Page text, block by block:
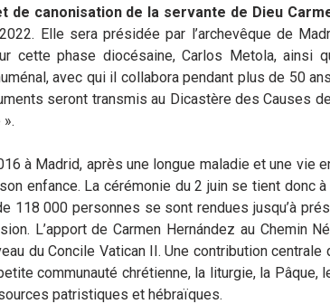
de canonisation de la servante de Dieu
Elle sera présidée par l’archevêque de
cette phase diocésaine, Carlos Metola, ainsi
avec qui il collabora pendant plus de 50
seront transmis au Dicastère des Causes
à Madrid, après une longue maladie et une vie
enfance. La cérémonie du 2 juin se tient donc
118 000 personnes se sont rendues jusqu’à
L’apport de Carmen Hernández au Chemin
du Concile Vatican II. Une contribution
communauté chrétienne, la liturgie, la Pâque,
patristiques et hébraïques.